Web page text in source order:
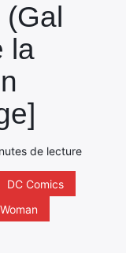
la
de lecture
DC Comics